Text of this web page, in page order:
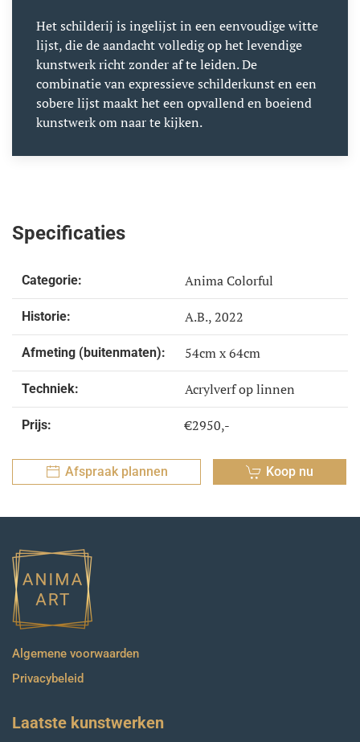
Het schilderij is ingelijst in een eenvoudige witte
lijst, die de aandacht volledig op het levendige
kunstwerk richt zonder af te leiden. De
combinatie van expressieve schilderkunst en een
sobere lijst maakt het een opvallend en boeiend
kunstwerk om naar te kijken.
Specificaties
Categorie: Anima Colorful
Historie: A.B., 2022
Afmeting (buitenmaten): 54cm x 64cm
Techniek: Acrylverf op linnen
Prijs: €2950,-
Afspraak plannen Koop nu
Algemene voorwaarden
Privacybeleid
Laatste kunstwerken